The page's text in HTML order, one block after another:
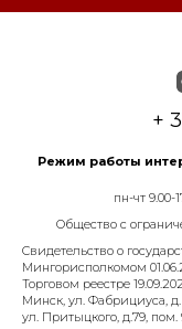
+
Режим работы
пн-чт 9.00-
Общество с
Свидетельство о
Мингорисполкомом
Торговом реестре
Минск, ул. Фабрициуса,
ул. Притыцкого, д.79, пом.